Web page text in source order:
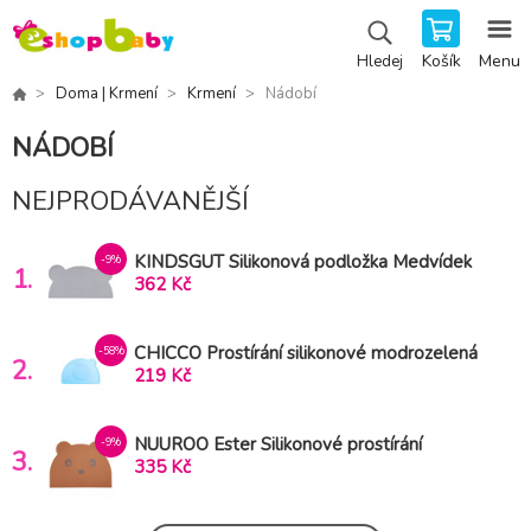
Hledej Košík Menu
Doma | Krmení Krmení Nádobí
NÁDOBÍ
NEJPRODÁVANĚJŠÍ
1.
-9%
KINDSGUT Silikonová podložka Medvídek
tmavě šedá
362 Kč
2.
-58%
CHICCO Prostírání silikonové modrozelená
18m+
219 Kč
3.
-9%
NUUROO Ester Silikonové prostírání
Caramel Café
335 Kč